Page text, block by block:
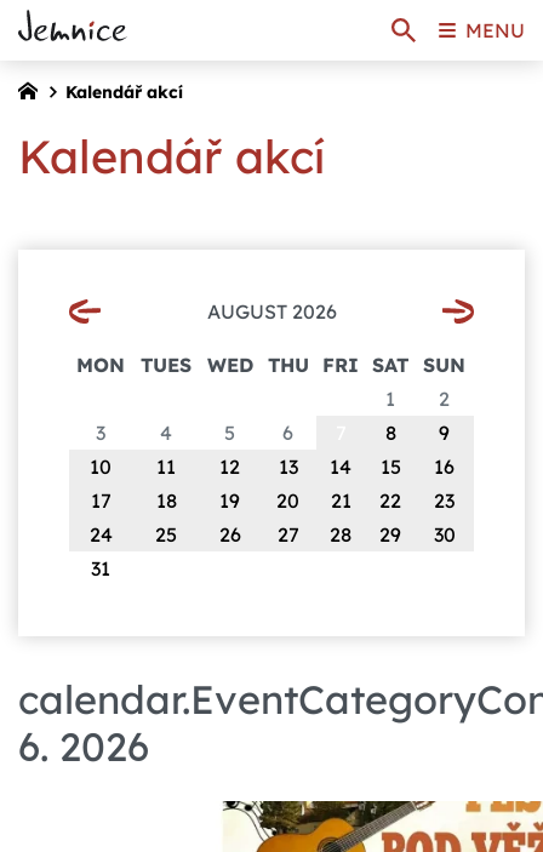
Kalendář akcí
Kalendář akcí
AUGUST 2026
MON TUES WED THU FRI SAT
SUN
1
2
3
4 5 6 8
9
10
11 12 13 14 15
16
17
18 19 20 21 22
23
24
25 26 27 28 29
30
31
6. 2026
MENU